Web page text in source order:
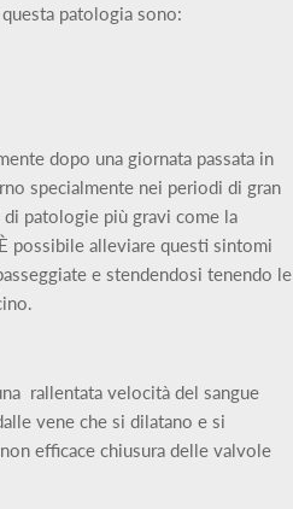
patologia sono:
dopo una giornata passata in
specialmente nei periodi di gran
patologie più gravi come la
possibile alleviare questi sintomi
e stendendosi tenendo le
rallentata velocità del sangue
vene che si dilatano e si
efficace chiusura delle valvole